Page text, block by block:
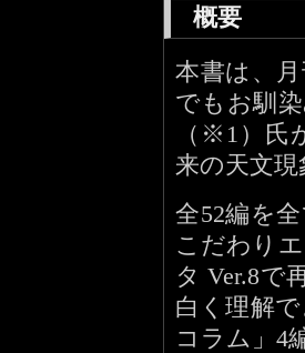
概要
本書は、
でもお馴
（※1）氏
来の天文
全52編を
こだわり
タ Ver.8で
白く理解
コラム」4